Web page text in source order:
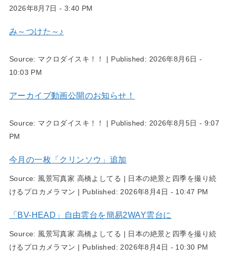
2026年8月7日 - 3:40 PM
み～つけた～♪
Source: マクロダイスキ！！ | Published: 2026年8月6日 -
10:03 PM
アーカイブ動画公開のお知らせ！
Source: マクロダイスキ！！ | Published: 2026年8月5日 - 9:07
PM
今月の一枚「クリンソウ」追加
Source: 風景写真家 高橋よしてる | 日本の絶景と四季を撮り続
けるプロカメラマン | Published: 2026年8月4日 - 10:47 PM
「BV-HEAD」自由雲台を簡易2WAY雲台に
Source: 風景写真家 高橋よしてる | 日本の絶景と四季を撮り続
けるプロカメラマン | Published: 2026年8月4日 - 10:30 PM